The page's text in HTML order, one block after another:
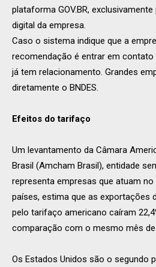
plataforma GOV.BR,
digital da empresa.
Caso o sistema indique que a
recomendação é entrar em
já tem relacionamento. Grandes
diretamente o BNDES.
Efeitos do tarifaço
Um levantamento da Câmara
Brasil (Amcham Brasil), entidade
representa empresas que atuam
países, estima que as exportações
pelo tarifaço americano caíram
comparação com o mesmo mês de
Os Estados Unidos são o segundo